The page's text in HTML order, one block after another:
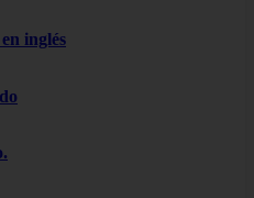
inglés